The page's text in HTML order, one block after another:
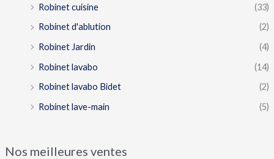
Robinet cuisine
(33)
Robinet d'ablution
(2)
Robinet Jardin
(4)
Robinet lavabo
(14)
Robinet lavabo Bidet
(2)
Robinet lave-main
(5)
Nos meilleures ventes